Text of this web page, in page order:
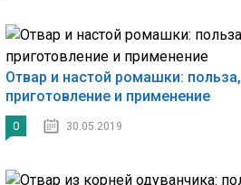
Отвар и настой ромашки: польза,
приготовление и применение
0 30.05.2019